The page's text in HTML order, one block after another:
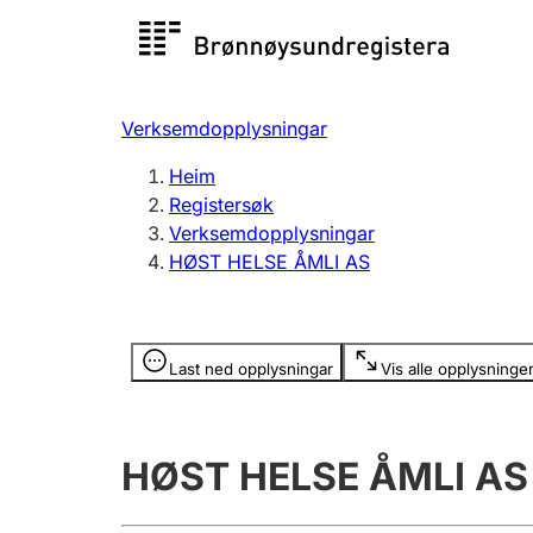
Registersøk
Registrere, endre, slette
Verksemdopplysningar
Heim
Registersøk
Verksemdopplysningar
HØST HELSE ÅMLI AS
Last ned opplysningar Vis alle opplysninger
Opplysninger er skjult
HØST HELSE ÅMLI AS